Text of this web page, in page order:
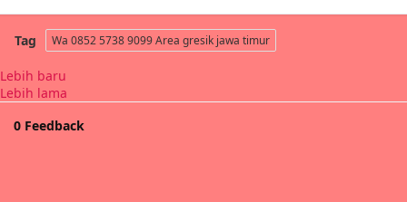
Tag Wa 0852 5738 9099 Area gresik jawa timur
Lebih baru
Lebih lama
0 Feedback